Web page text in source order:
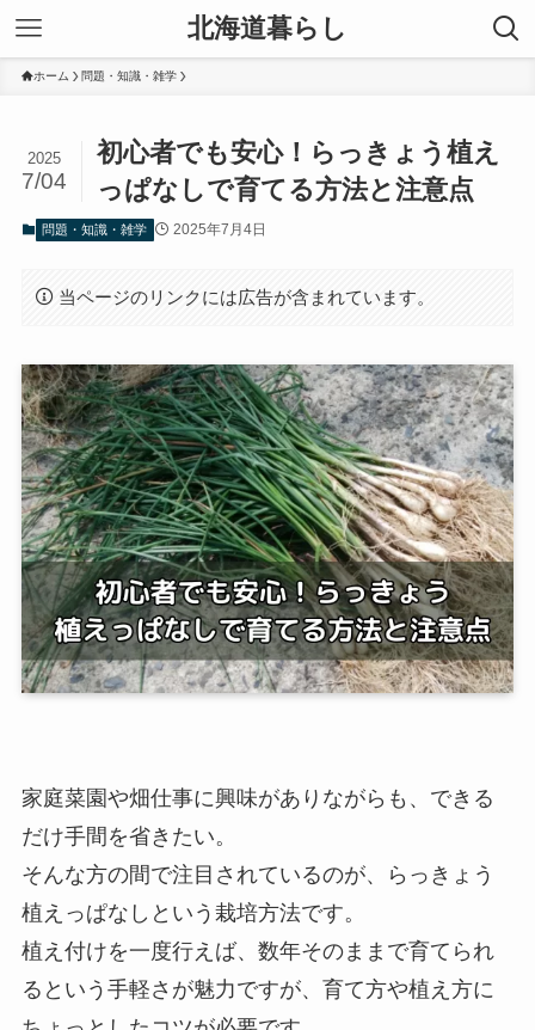
北海道暮らし
ホーム 問題・知識・雑学
初心者でも安心！らっきょう植え
っぱなしで育てる方法と注意点
2025
7/04
問題・知識・雑学 2025年7月4日
当ページのリンクには広告が含まれています。
家庭菜園や畑仕事に興味がありながらも、できる
だけ手間を省きたい。
そんな方の間で注目されているのが、らっきょう
植えっぱなしという栽培方法です。
植え付けを一度行えば、数年そのままで育てられ
るという手軽さが魅力ですが、育て方や植え方に